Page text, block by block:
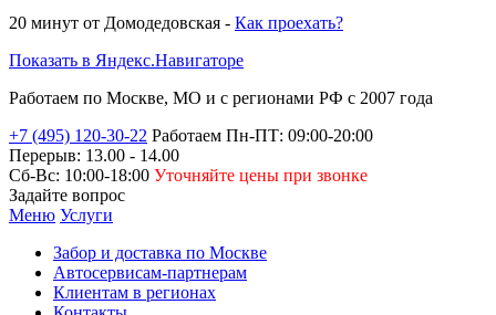
20 минут от Домодедовская - Как проехать?
Показать в Яндекс.Навигаторе
Работаем по Москве, МО и с регионами РФ с 2007 года
+7 (495) 120-30-22 Работаем Пн-ПТ: 09:00-20:00
Перерыв: 13.00 - 14.00
Сб-Вс: 10:00-18:00 Уточняйте цены при звонке
Задайте вопрос
Меню Услуги
Забор и доставка по Москве
Автосервисам-партнерам
Клиентам в регионах